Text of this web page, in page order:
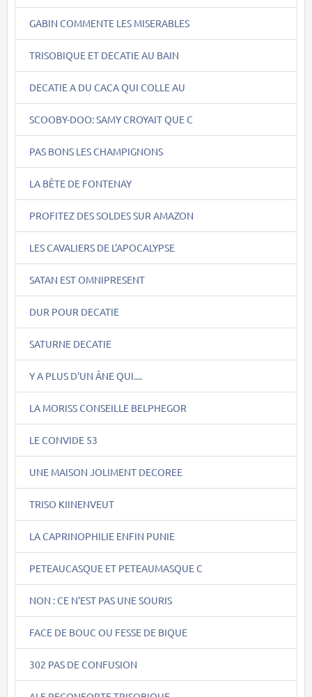
GABIN COMMENTE LES MISERABLES
TRISOBIQUE ET DECATIE AU BAIN
DECATIE A DU CACA QUI COLLE AU
SCOOBY-DOO: SAMY CROYAIT QUE C
PAS BONS LES CHAMPIGNONS
LA BÊTE DE FONTENAY
PROFITEZ DES SOLDES SUR AMAZON
LES CAVALIERS DE L'APOCALYPSE
SATAN EST OMNIPRESENT
DUR POUR DECATIE
SATURNE DECATIE
Y A PLUS D'UN ÂNE QUI....
LA MORISS CONSEILLE BELPHEGOR
LE CONVIDE 53
UNE MAISON JOLIMENT DECOREE
TRISO KIINENVEUT
LA CAPRINOPHILIE ENFIN PUNIE
PETEAUCASQUE ET PETEAUMASQUE C
NON : CE N'EST PAS UNE SOURIS
FACE DE BOUC OU FESSE DE BIQUE
302 PAS DE CONFUSION